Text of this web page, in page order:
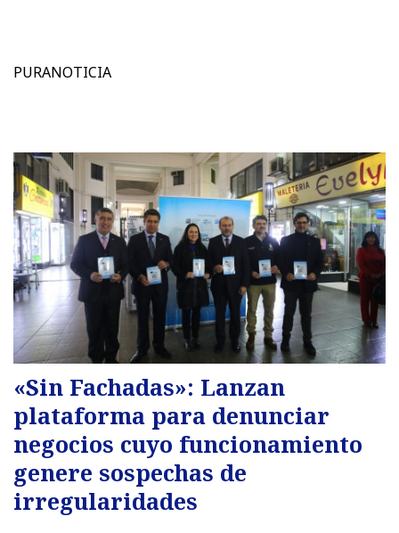
PURANOTICIA
«Sin Fachadas»: Lanzan
plataforma para denunciar
negocios cuyo funcionamiento
genere sospechas de
irregularidades